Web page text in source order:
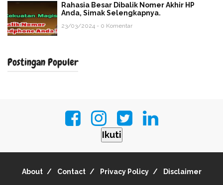
Rahasia Besar Dibalik Nomer Akhir HP
Anda, Simak Selengkapnya.
23/03/2024 - 0 Komentar
Postingan Populer
Ikuti
About Contact Privacy Policy Disclaimer